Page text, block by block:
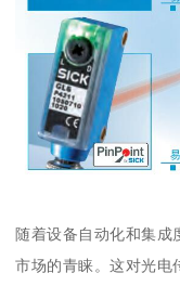
随着设备自动化和集成
市场的青睐。这对光电